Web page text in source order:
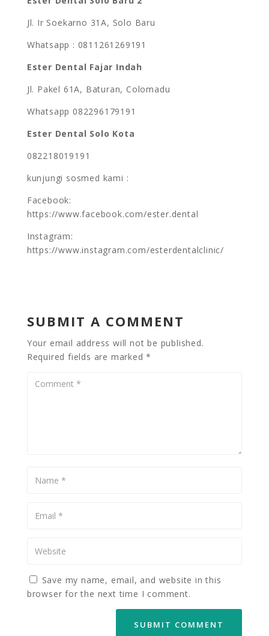
Jl. Ir Soekarno 31A, Solo Baru
Whatsapp : 0811261269191
Ester Dental Fajar Indah
Jl. Pakel 61A, Baturan, Colomadu
Whatsapp 082296179191
Ester Dental Solo Kota
082218019191
kunjungi sosmed kami :
Facebook:
https://www.facebook.com/ester.dental
Instagram:
https://www.instagram.com/esterdentalclinic/
SUBMIT A COMMENT
Your email address will not be published.
Required fields are marked*
Save my name, email, and website in this
browser for the next time I comment.